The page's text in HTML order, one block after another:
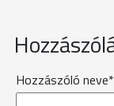
Hozzászóló neve*